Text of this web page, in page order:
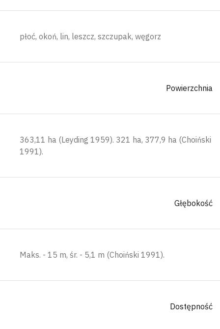
płoć, okoń, lin, leszcz, szczupak, węgorz
Powierzchnia
363,11 ha (Leyding 1959). 321 ha, 377,9 ha (Choiński
1991).
Głębokość
Maks. - 15 m, śr. - 5,1 m (Choiński 1991).
Dostępność